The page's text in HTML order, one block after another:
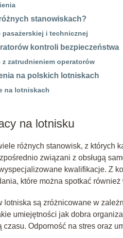
stanowiskach?
pasażerskiej i technicznej
kontroli bezpieczeństwa
z zatrudnieniem operatorów
na polskich lotniskach
na lotniskach
na lotnisku
różnych stanowisk, z których
związani z obsługą
kwalifikacje. Z
które można spotkać
są zróżnicowane w
umiejętności jak dobra
czasu. Odporność na stres oraz